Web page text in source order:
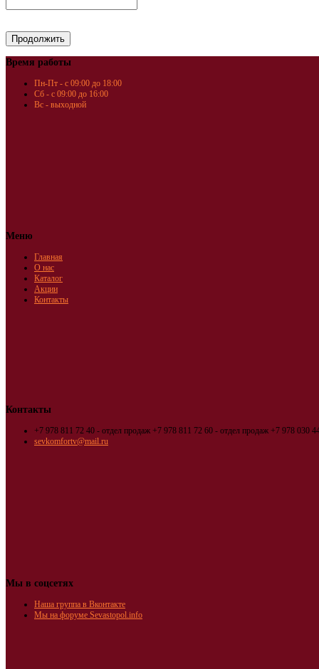
Время работы
Пн-Пт - с 09:00 до 18:00
Сб - с 09:00 до 16:00
Вс - выходной
Меню
Главная
О нас
Каталог
Акции
Контакты
Контакты
+7 978 811 72 40 - отдел продаж +7 978 811 72 60 - отдел продаж +7 978 030
sevkomfortv@mail.ru
Мы в соцсетях
Наша группа в Вконтакте
Мы на форуме Sevastopol.info